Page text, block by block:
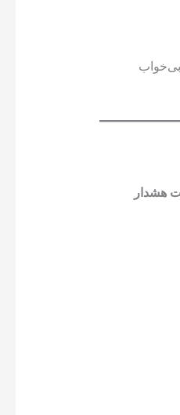
بی‌خواب
هشدار